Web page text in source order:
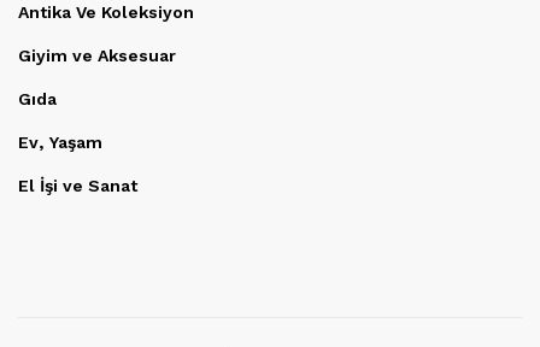
Antika Ve Koleksiyon
Giyim ve Aksesuar
Gıda
Ev, Yaşam
El İşi ve Sanat